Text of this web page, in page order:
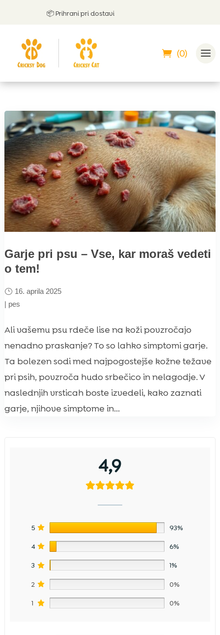
📦 Prihrani pri dostavi
(0)
Garje pri psu – Vse, kar moraš vedeti
o tem!
16. aprila 2025
| pes
Ali vašemu psu rdeče lise na koži povzročajo
nenadno praskanje? To so lahko simptomi garje.
Ta bolezen sodi med najpogostejše kožne težave
pri psih, povzroča hudo srbečico in nelagodje. V
naslednjih vrsticah boste izvedeli, kako zaznati
garje, njihove simptome in...
4,9
5 93%
4 6%
3 1%
2 0%
1 0%